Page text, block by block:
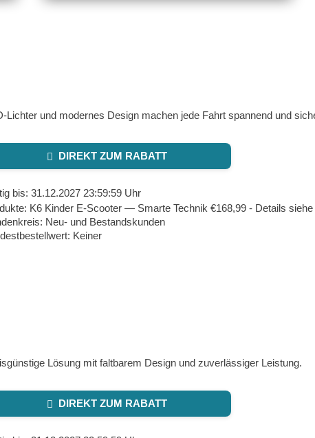
und modernes Design machen jede Fahrt spannend und
DIREKT ZUM RABATT
bis: 31.12.2027 23:59:59 Uhr
K6 Kinder E‑Scooter — Smarte Technik €168,99 - Details
Neu- und Bestandskunden
Keiner
Lösung mit faltbarem Design und zuverlässiger Leistung.
DIREKT ZUM RABATT